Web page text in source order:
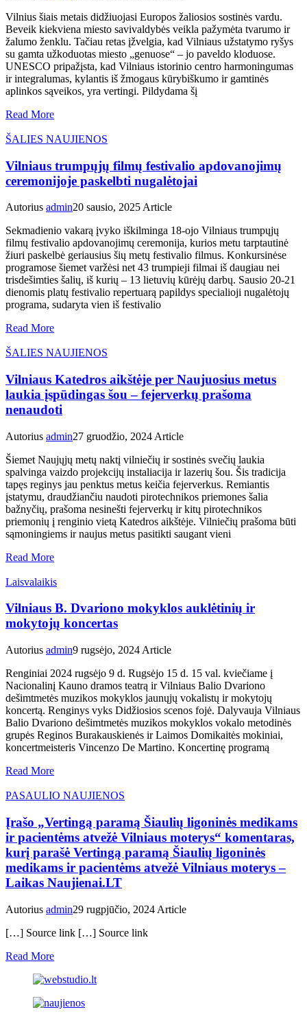
Vilnius šiais metais didžiuojasi Europos žaliosios sostinės vardu.
Beveik kiekviena miesto savivaldybės veikla pažymėta tvarumo ir
žalumo ženklu. Tačiau retas įžvelgia, kad Vilniaus užstatymo ryšys
su gamta užkoduotas miesto „genuose“ – jo paveldo kloduose.
UNESCO pripažįsta, kad Vilniaus istorinio centro harmoningumas
ir integralumas, kylantis iš žmogaus kūrybiškumo ir gamtinės
aplinkos sąveikos, yra vertingi. Pildydama šį
Read More
ŠALIES NAUJIENOS
Vilniaus trumpųjų filmų festivalio apdovanojimų
ceremonijoje paskelbti nugalėtojai
Autorius admin20 sausio, 2025 Article
Sekmadienio vakarą įvyko iškilminga 18-ojo Vilniaus trumpųjų
filmų festivalio apdovanojimų ceremonija, kurios metu tarptautinė
žiuri paskelbė geriausius šių metų festivalio filmus. Konkursinėse
programose šiemet varžėsi net 43 trumpieji filmai iš daugiau nei
trisdešimties šalių, iš kurių – 13 lietuvių kūrėjų darbų. Sausio 20-21
dienomis platų festivalio repertuarą papildys specialioji nugalėtojų
programa, sudaryta vien iš festivalio
Read More
ŠALIES NAUJIENOS
Vilniaus Katedros aikštėje per Naujuosius metus
laukia įspūdingas šou – fejerverkų prašoma
nenaudoti
Autorius admin27 gruodžio, 2024 Article
Šiemet Naujųjų metų naktį vilniečių ir sostinės svečių laukia
spalvinga vaizdo projekcijų instaliacija ir lazerių šou. Šis tradicija
tapęs reginys jau penktus metus keičia fejerverkus. Remiantis
įstatymu, draudžiančiu naudoti pirotechnikos priemones šalia
bažnyčių, prašoma nesinešti fejerverkų ir kitų pirotechnikos
priemonių į renginio vietą Katedros aikštėje. Vilniečių prašoma būti
sąmoningiems ir naujus metus pasitikti saugant vieni
Read More
Laisvalaikis
Vilniaus B. Dvariono mokyklos auklėtinių ir
mokytojų koncertas
Autorius admin9 rugsėjo, 2024 Article
Renginiai 2024 rugsėjo 9 d. Rugsėjo 15 d. 15 val. kviečiame į
Nacionalinį Kauno dramos teatrą ir Vilniaus Balio Dvariono
dešimtmetės muzikos mokyklos jaunųjų vokalistų ir mokytojų
koncertą. Renginys vyks Didžiosios scenos fojė. Dalyvauja Vilniaus
Balio Dvariono dešimtmetės muzikos mokyklos vokalo metodinės
grupės Reginos Burakauskienės ir Laimos Domikaitės mokiniai,
koncertmeisteris Vincenzo De Martino. Koncertinę programą
Read More
PASAULIO NAUJIENOS
Įrašo „Vertingą paramą Šiaulių ligoninės medikams
ir pacientėms atvežė Vilniaus moterys“ komentaras,
kurį parašė Vertingą paramą Šiaulių ligoninės
medikams ir pacientėms atvežė Vilniaus moterys –
Laikas Naujienai.LT
Autorius admin29 rugpjūčio, 2024 Article
[…] Source link […] Source link
Read More